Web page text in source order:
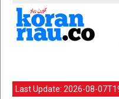
Last Update: 2026-08-